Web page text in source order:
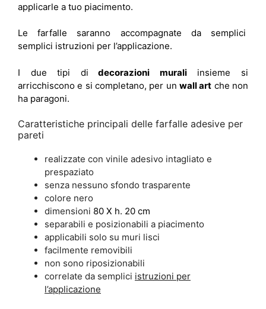
applicarle a tuo piacimento.
Le farfalle saranno accompagnate da semplici
semplici istruzioni per l’applicazione.
I due tipi di decorazioni muraliinsieme si
arricchiscono e si completano, per un wall art che non
ha paragoni.
Caratteristiche principali delle farfalle adesive per
pareti
realizzate con vinile adesivo intagliato e
prespaziato
senza nessuno sfondo trasparente
colore nero
dimensioni 80 X h. 20 cm
separabili e posizionabili a piacimento
applicabili solo su muri lisci
facilmente removibili
non sono riposizionabili
correlate da semplici istruzioni per
l’applicazione